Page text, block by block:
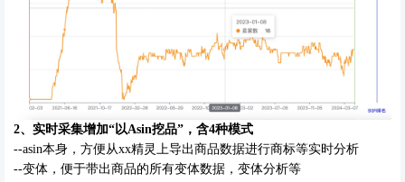
2、 实时采集增加“以Asin挖品”，含4种模式
--asin本身，方便从xx精灵上导出商品数据进行商标等实时分析
--变体，便于带出商品的所有变体数据，变体分析等